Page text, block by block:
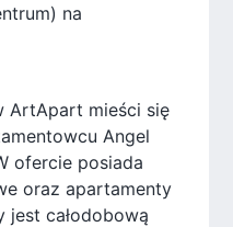
na
ArtApart mieści się
Angel
ofercie posiada
oraz apartamenty
całodobową